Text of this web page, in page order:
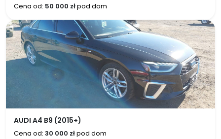
Cena od: 50 000 złpod dom
AUDI A4 B9 (2015+)
Cena od: 30 000 złpod dom